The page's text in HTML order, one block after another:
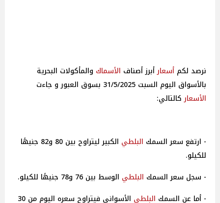
أسعارأبرز أصناف الأسماك والمأكولات البحرية
بالأسواق اليوم السبت 31/5/2025 بسوق العبور و جاءت
الأسعاركالتالي:
- ارتفع سعر السمك البلطي
الكبير ليتراوح بين 80 و82 جنيهًا
للكيلو.
- سجل سعر السمك البلطي الوسط بين 76 و78 جنيهًا للكيلو.
- أما عن السمك البلطي الأسواني فيتراوح سعره اليوم من 30